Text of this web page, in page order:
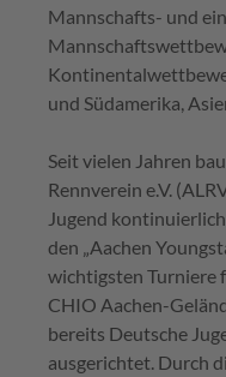
Mannschafts- und
und Südamerika,
Seit vielen Jahren
Rennverein e.V.
Jugend
den „Aachen
wichtigsten Turniere
CHIO Aachen-
bereits Deutsche
ausgerichtet. Durch